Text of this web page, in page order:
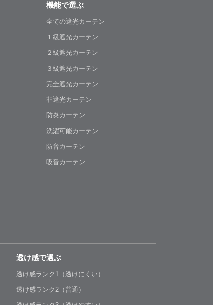
機能で選ぶ
全ての遮光カーテン
１級遮光カーテン
２級遮光カーテン
３級遮光カーテン
完全遮光カーテン
非遮光カーテン
防炎カーテン
洗濯可能カーテン
防音カーテン
吸音カーテン
透け感で選ぶ
透け感ランク1（透けにくい）
透け感ランク2（普通）